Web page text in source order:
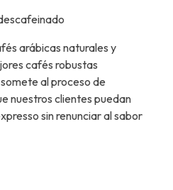
arábicas naturales y
cafés robustas
al proceso de
nuestros clientes puedan
sin renunciar al sabor